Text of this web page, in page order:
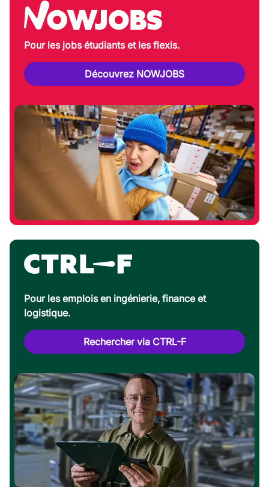
Pour les jobs étudiants et les flexis.
Découvrez NOWJOBS
Pour les emplois en ingénierie, finance et
logistique.
Rechercher via CTRL-F